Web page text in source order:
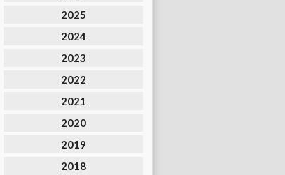
2025
2024
2023
2022
2021
2020
2019
2018